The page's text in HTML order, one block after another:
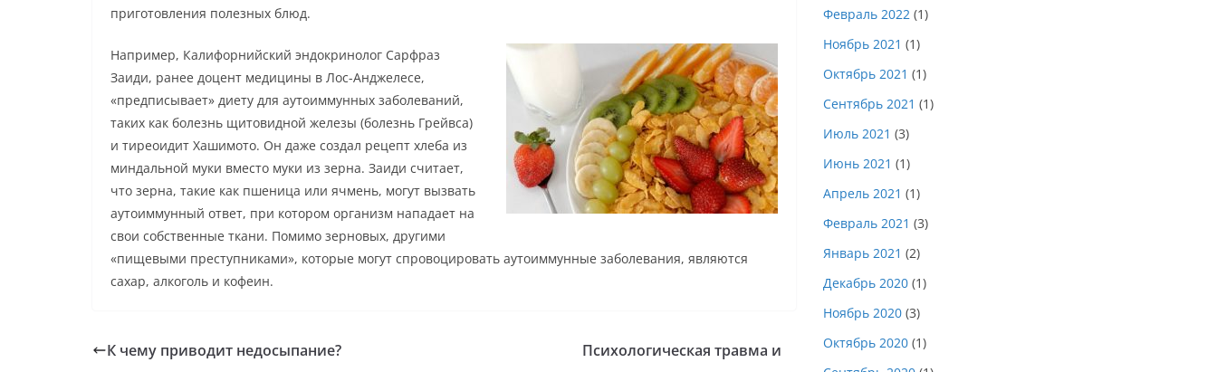
приготовления полезных блюд.
Например, Калифорнийский эндокринолог Сарфраз
Заиди, ранее доцент медицины в Лос-Анджелесе,
«предписывает» диету для аутоиммунных заболеваний,
таких как болезнь щитовидной железы (болезнь Грейвса)
и тиреоидит Хашимото. Он даже создал рецепт хлеба из
миндальной муки вместо муки из зерна. Заиди считает,
что зерна, такие как пшеница или ячмень, могут вызвать
аутоиммунный ответ, при котором организм нападает на
свои собственные ткани. Помимо зерновых, другими
«пищевыми преступниками», которые могут спровоцировать аутоиммунные заболевания, являются
сахар, алкоголь и кофеин.
К чему приводит недосыпание?
Психологическая травма и
Февраль 2022 (1)
Ноябрь 2021 (1)
Октябрь 2021 (1)
Сентябрь 2021 (1)
Июль 2021 (3)
Июнь 2021 (1)
Апрель 2021 (1)
Февраль 2021 (3)
Январь 2021 (2)
Декабрь 2020 (1)
Ноябрь 2020 (3)
Октябрь 2020 (1)